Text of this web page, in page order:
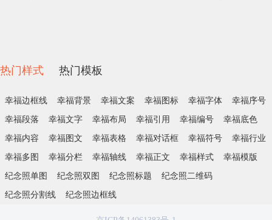
热门样式 热门模板
幸福边框线 幸福背景 幸福文案 幸福图标 幸福字体 幸福序号
幸福段落 幸福文字 幸福布局 幸福引用 幸福编号 幸福底色
幸福内容 幸福图文 幸福表格 幸福对话框 幸福符号 幸福行业
幸福多图 幸福分栏 幸福轴线 幸福正文 幸福样式 幸福模版
纪念照单图 纪念照双图 纪念照标题 纪念照二维码
纪念照分割线 纪念照边框线